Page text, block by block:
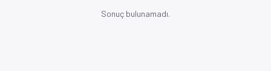
Sonuç bulunamadı.